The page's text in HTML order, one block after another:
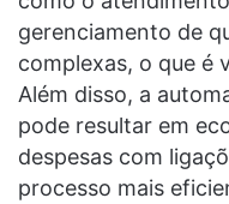
gerenciamento de
complexas, o que é
Além disso, a
pode resultar em
despesas com
processo mais